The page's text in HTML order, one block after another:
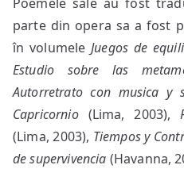
parte din opera sa a fost
în volumeleJuegos de
Estudio sobre las
Autorretrato con musica y
Capricornio(Lima, 2003),
(Lima, 2003), Tiempos y
de supervivencia (Havanna,